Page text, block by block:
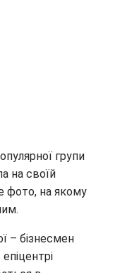
групи
на своїй
фото, на якому
– бізнесмен